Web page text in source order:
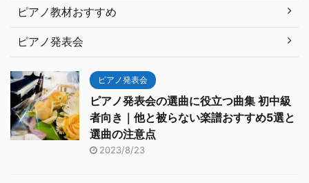
ピアノ教材おすすめ
ピアノ発表会
ピアノ発表会
ピアノ発表会の選曲に役立つ曲集 初中級
者向き｜他と被らない楽譜おすすめ5選と
選曲の注意点
2023/8/23